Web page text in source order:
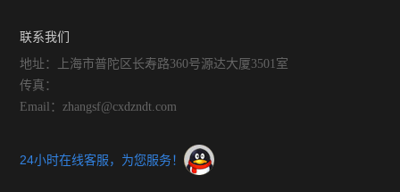
材料的缺陷
联系我们
地址：上海市普陀区长寿路360号源达大厦3501室
传真：
Email：zhangsf@cxdzndt.com
24小时在线客服，为您服务！